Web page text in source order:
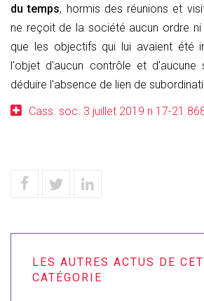
du temps, hormis des réunions et
ne reçoit de la société aucun ordre
que les objectifs qui lui avaient été
l'objet d'aucun contrôle et d'aucune
déduire l'absence de lien de
Cass. soc. 3 juillet 2019 n 17-